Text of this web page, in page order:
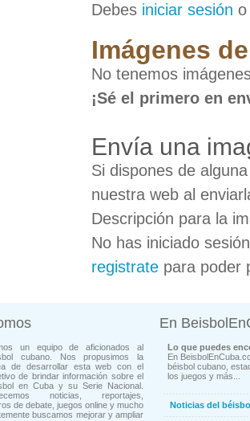
Debes iniciar sesión
Imágenes
No tenemos
¡Sé el primero en
Envía una
Si dispones de
nuestra web al
Descripción para la
No has iniciado
registrate para poder
un equipo de aficionados al
cubano. Nos propusimos la
de desarrollar esta web con el
de brindar información sobre el
en Cuba y su Serie Nacional.
noticias, reportajes,
de debate, juegos online y mucho
buscamos mejorar y ampliar
En
Lo que puedes
En
béisbol cubano,
los juegos y más...
Noticias del